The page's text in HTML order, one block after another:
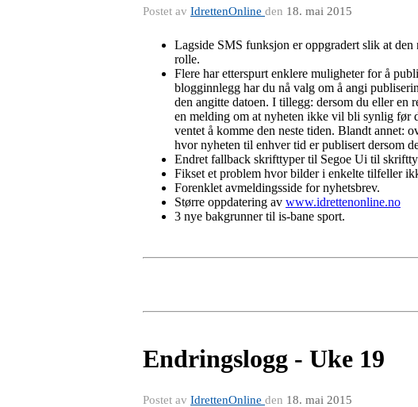
Postet av IdrettenOnline den 18. mai 2015
Lagside SMS funksjon er oppgradert slik at
rolle.
Flere har etterspurt enklere muligheter for å
blogginnlegg har du nå valg om å angi
den angitte datoen. I tillegg: dersom du eller en
en melding om at nyheten ikke vil bli synlig før
ventet å komme den neste tiden. Blandt annet:
hvor nyheten til enhver tid er publisert dersom
Endret fallback skrifttyper til Segoe Ui til
Fikset et problem hvor bilder i enkelte tilfeller
Forenklet avmeldingsside for nyhetsbrev.
Større oppdatering av www.idrettenonline.no
3 nye bakgrunner til is-bane sport.
Endringslogg - Uke 19
Postet av IdrettenOnline den 18. mai 2015